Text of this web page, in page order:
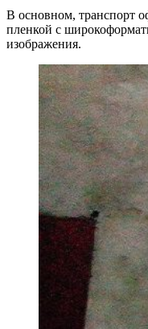
В основном, транспорт
пленкой с
изображения.